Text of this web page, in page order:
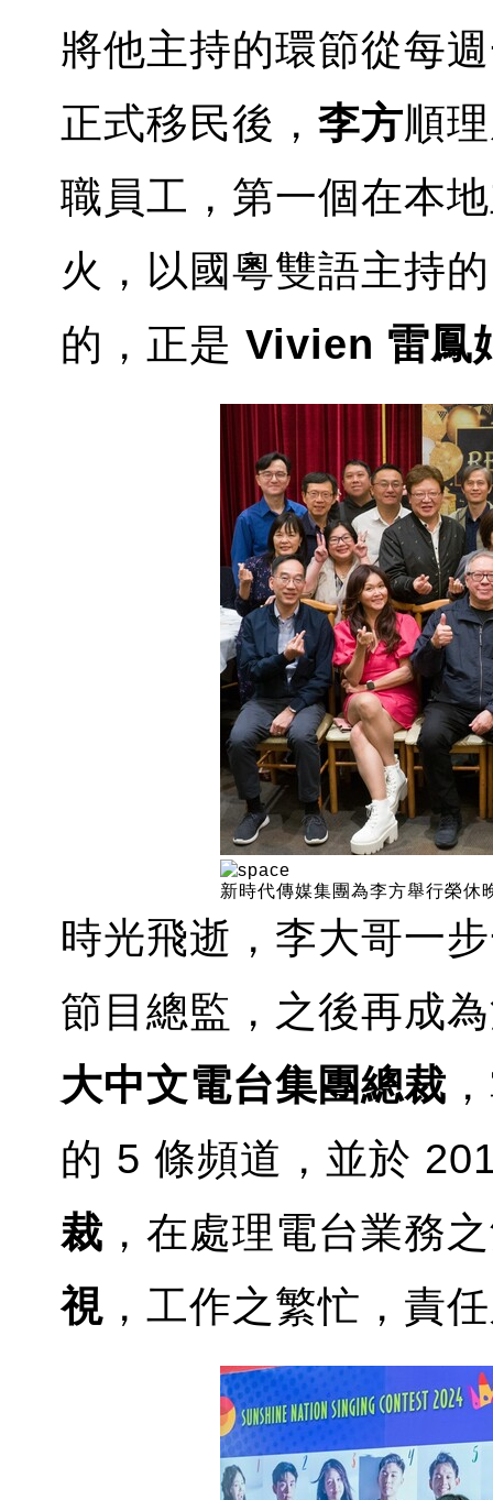
將他主持的環節從每
正式移民後， 李方順
職員工，第一個在本
火，以國粵雙語主持的
的，正是 Vivien 雷鳳
新時代傳媒集團為李方舉行榮休
時光飛逝，李大哥一
節目總監，之後再成
大中文電台集團總裁
的 5 條頻道，並於
裁 ，在處理電台業務
視 ，工作之繁忙，責